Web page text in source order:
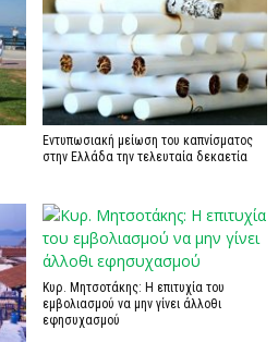
Εντυπωσιακή μείωση του καπνίσματος
στην Ελλάδα την τελευταία δεκαετία
Κυρ. Μητσοτάκης: Η επιτυχία του
εμβολιασμού να μην γίνει άλλοθι
εφησυχασμού